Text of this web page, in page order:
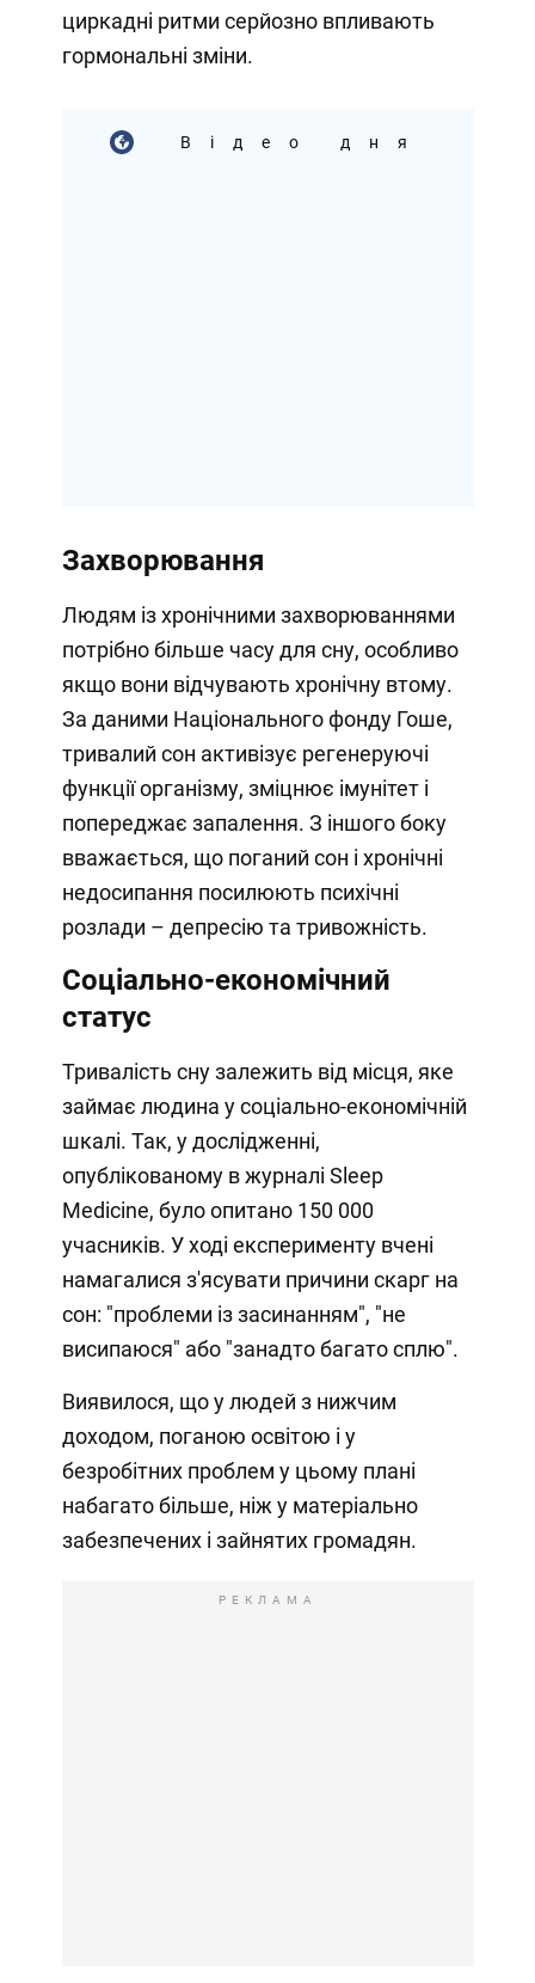
циркадні ритми серйозно впливають
гормональні зміни.
Відео дня
Захворювання
Людям із хронічними захворюваннями
потрібно більше часу для сну, особливо
якщо вони відчувають хронічну втому.
За даними Національного фонду Гоше,
тривалий сон активізує регенеруючі
функції організму, зміцнює імунітет і
попереджає запалення. З іншого боку
вважається, що поганий сон і хронічні
недосипання посилюють психічні
розлади – депресію та тривожність.
Соціально-економічний
статус
Тривалість сну залежить від місця, яке
займає людина у соціально-економічній
шкалі. Так, у дослідженні,
опублікованому в журналі Sleep
Medicine, було опитано 150 000
учасників. У ході експерименту вчені
намагалися з'ясувати причини скарг на
сон: "проблеми із засинанням", "не
висипаюся" або "занадто багато сплю".
Виявилося, що у людей з нижчим
доходом, поганою освітою і у
безробітних проблем у цьому плані
набагато більше, ніж у матеріально
забезпечених і зайнятих громадян.
РЕКЛАМА